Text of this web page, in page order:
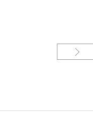
レジン〉を試着できる。何
テムです。
れるようにジュエリーリフ